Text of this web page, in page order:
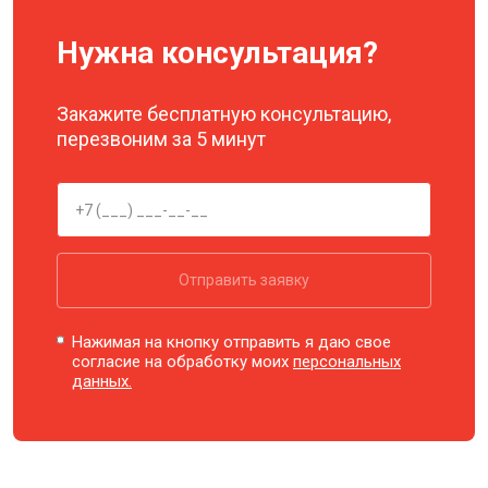
Нужна консультация?
Закажите бесплатную консультацию,
перезвоним за 5 минут
Отправить заявку
Нажимая на кнопку отправить я даю свое
согласие на обработку моихперсональных
данных.